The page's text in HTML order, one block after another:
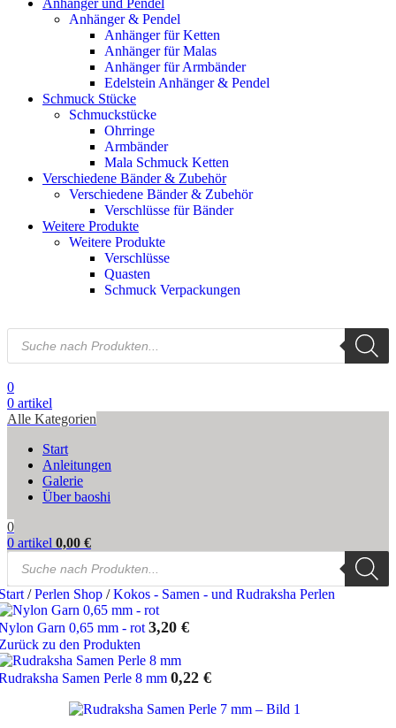
Anhänger und Pendel
Anhänger & Pendel
Anhänger für Ketten
Anhänger für Malas
Anhänger für Armbänder
Edelstein Anhänger & Pendel
Schmuck Stücke
Schmuckstücke
Ohrringe
Armbänder
Mala Schmuck Ketten
Verschiedene Bänder & Zubehör
Verschiedene Bänder & Zubehör
Verschlüsse für Bänder
Weitere Produkte
Weitere Produkte
Verschlüsse
Quasten
Schmuck Verpackungen
Products
search
0
0 artikel
Alle Kategorien
Start
Anleitungen
Galerie
Über baoshi
0
0 artikel 0,00 €
Products
search
/ Perlen Shop / Kokos - Samen - und Rudraksha Perlen
Garn 0,65 mm - rot 3,20 €
zu den Produkten
Samen Perle 8 mm 0,22 €